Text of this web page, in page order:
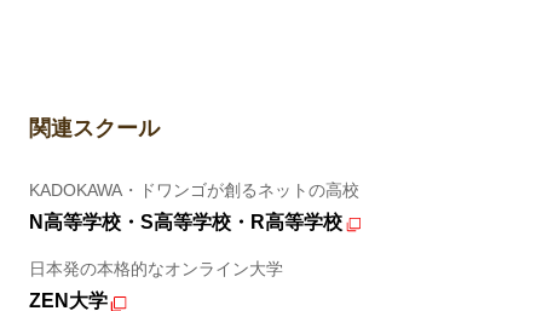
関連スクール
KADOKAWA・ドワンゴが創るネットの高校
N高等学校・S高等学校・R高等学校
日本発の本格的なオンライン大学
ZEN大学